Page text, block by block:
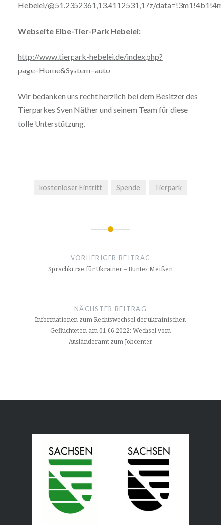
Hebelei/@51.2352361,13.4112531,17z/
Webseite Elbe-Tier-Park Hebelei:
http://www.tierpark-hebelei.de/index.php?
page=Home&System=auto
Wir bedanken uns recht herzlich bei dem Besitzer des
Tierparkes Sven Näther und seinem Team für diese
tolle Unterstützung.
kostenloser Eintritt Spende Tierpark
Beitragsnavigation
VORHERIGER BEITRAG
Sprachkurse für Ukrainer – Buntes Meißen
NÄCHSTER BEITRAG
Informationen zum Rechtswechsel der ukrainischen
Geflüchteten am 01.06.2022: Wechsel vom
Ausländeramt zum Jobcenter